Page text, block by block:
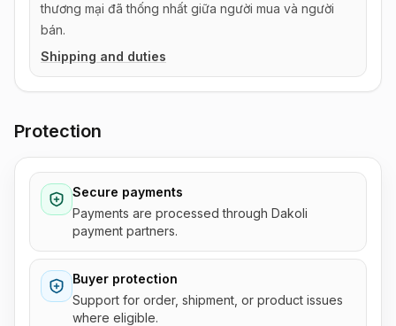
thương mại đã thống nhất giữa người mua và người
bán.
Shipping and duties
Protection
Secure payments
Payments are processed through Dakoli
payment partners.
Buyer protection
Support for order, shipment, or product issues
where eligible.